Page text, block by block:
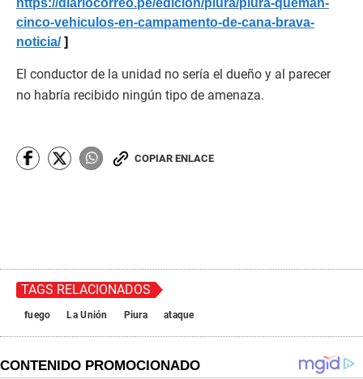
cinco-vehiculos-en-campamento-de-cana-brava-
noticia/
El conductor de la unidad no sería el dueño y al parecer
no habría recibido ningún tipo de amenaza.
COPIAR ENLACE
TAGS RELACIONADOS
fuego La Unión Piura ataque